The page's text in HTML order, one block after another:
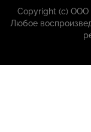
Copyright (с) ООО
Любое